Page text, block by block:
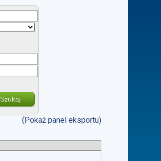
Szukaj
(Pokaż panel eksportu)